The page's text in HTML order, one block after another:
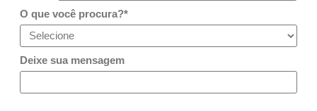
O que você procura?*
Deixe sua mensagem